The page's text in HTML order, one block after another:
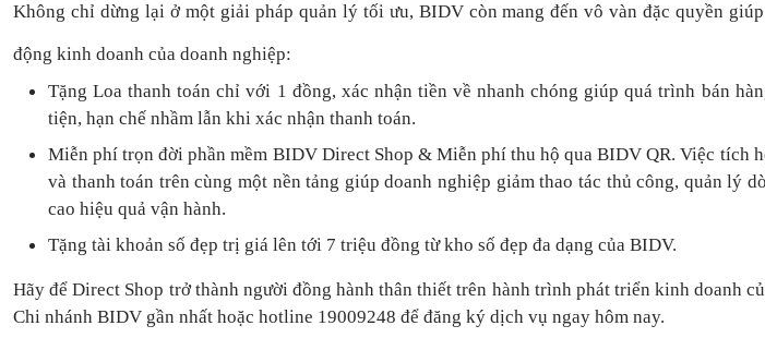
Không chỉ dừng lại ở một giải pháp quản lý tối ưu, BIDV còn mang đến vô vàn đặc quyền
động kinh doanh của doanh nghiệp:
Tặng Loa thanh toánchỉ với 1 đồng,xác nhận tiền về nhanh chóng giúp quá trình bán
tiện, hạn chế nhầm lẫn khi xác nhận thanh toán.
Miễn phí trọn đờiphần mềm BIDV Direct Shop & Miễn phí thu hộ qua BIDV QR.Việc tích
và thanh toán trên cùng một nền tảng giúp doanh nghiệp giảm thao tác thủ công, quản lý
cao hiệu quả vận hành.
Tặng tài khoản số đẹp trị giá lên tới 7 triệu đồng từ kho số đẹp đa dạng của BIDV.
Hãy để Direct Shop trở thành người đồng hành thân thiết trên hành trình phát triển kinh doanh
Chi nhánh BIDV gần nhất hoặc hotline 19009248 để đăng ký dịch vụ ngay hôm nay.